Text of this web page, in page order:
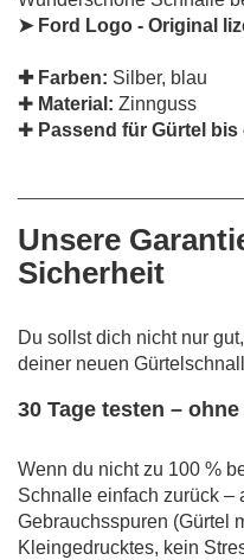
➤ Ford Logo - Original
✚ Farben: Silber, blau
✚ Material: Zinnguss
✚ Passend für Gürtel bis
Unsere
Sicherheit
Du sollst dich nicht nur
deiner neuen
30 Tage testen –
Wenn du nicht zu 100 %
Schnalle einfach zurück –
Gebrauchsspuren (Gürtel
Kleingedrucktes, kein